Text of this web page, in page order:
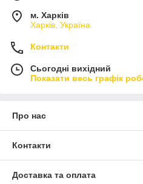
м. Харків
Харків, Україна
Контакти
Сьогодні вихідний
Показати весь графік
Про нас
Контакти
Доставка та оплата